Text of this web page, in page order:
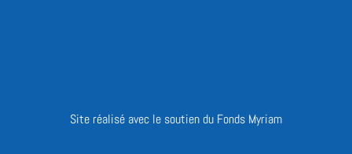
Site réalisé avec le soutien du Fonds Myriam